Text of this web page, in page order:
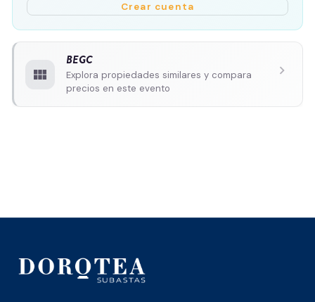
Crear cuenta
view_module
BEGC
Explora propiedades similares y compara
precios en este evento
chevron_right